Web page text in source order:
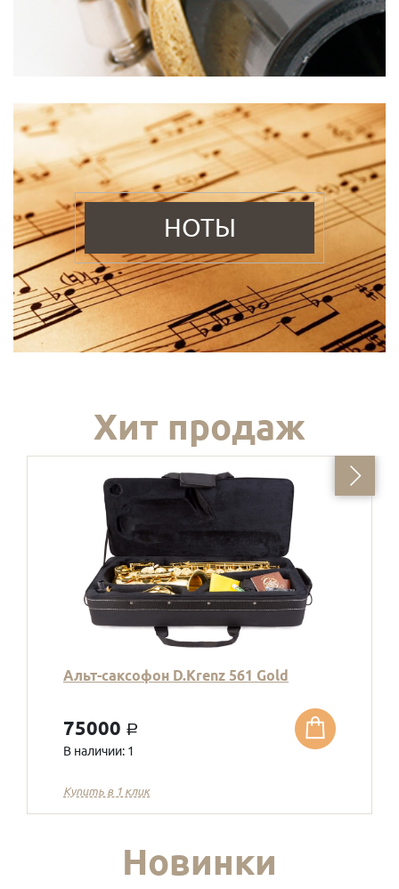
НОТЫ
Хит продаж
Альт-саксофон D.Krenz 561 Gold
75000 a
В наличии: 1
Купить в 1 клик
Новинки